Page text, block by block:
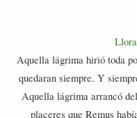
Aquella lágrima hirió toda
quedaran siempre. Y
Aquella lágrima arrancó
placeres que Remus